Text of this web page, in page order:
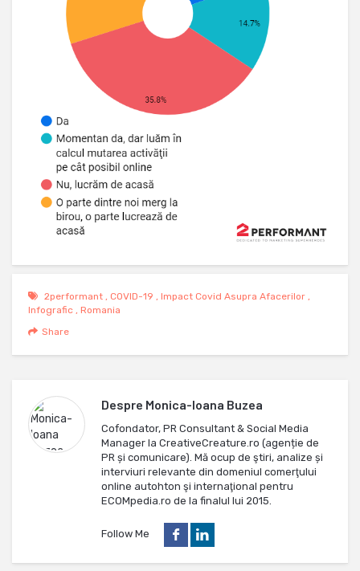
2performant COVID-19 Impact Covid Asupra Afacerilor
Infografic
Romania
Share
Despre Monica-Ioana Buzea
Cofondator, PR Consultant & Social Media
Manager la CreativeCreature.ro (agenție de
PR și comunicare). Mă ocup de ştiri, analize și
interviuri relevante din domeniul comerţului
online autohton şi internaţional pentru
ECOMpedia.ro de la finalul lui 2015.
Follow Me